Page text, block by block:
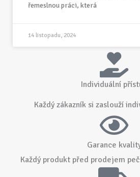
řemeslnou práci, která
14 listopadu, 2024
Individuální
Každý zákazník si zaslouží
Garance
Každý produkt před prodejem